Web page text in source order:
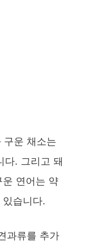
구운 채소는
다. 그리고 돼
연어는 약
습니다.
과류를 추가